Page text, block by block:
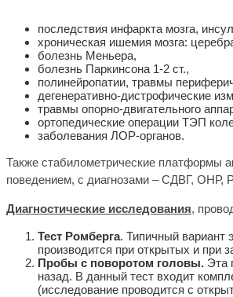
последствия инфаркта мозга,
хроническая ишемия мозга:
болезнь Меньера,
болезнь Паркинсона 1-2 ст.,
полинейропатии, травмы
дегенеративно-дистрофические
травмы опорно-двигательного
ортопедические операции ТЭП
заболевания ЛОР-органов.
Также стабилометрические платформы
поведением, с диагнозами – СДВГ, ОНР,
Диагностические исследования,
Тест Ромберга. Типичный вариант
производится при открытых и при
Пробы с поворотом головы. Эта
назад. В данный тест входит
(исследование проводится с